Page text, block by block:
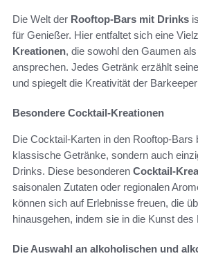
Die Welt der Rooftop-Bars mit Drinks
für Genießer. Hier entfaltet sich eine
Kreationen, die sowohl den Gaumen
ansprechen. Jedes Getränk erzählt
und spiegelt die Kreativität der
Besondere Cocktail-Kreationen
Die Cocktail-Karten in den Rooftop-Bars
klassische Getränke, sondern auch
Drinks. Diese besonderen Cocktail-
saisonalen Zutaten oder regionalen
können sich auf Erlebnisse freuen, die
hinausgehen, indem sie in die Kunst
Die Auswahl an alkoholischen und